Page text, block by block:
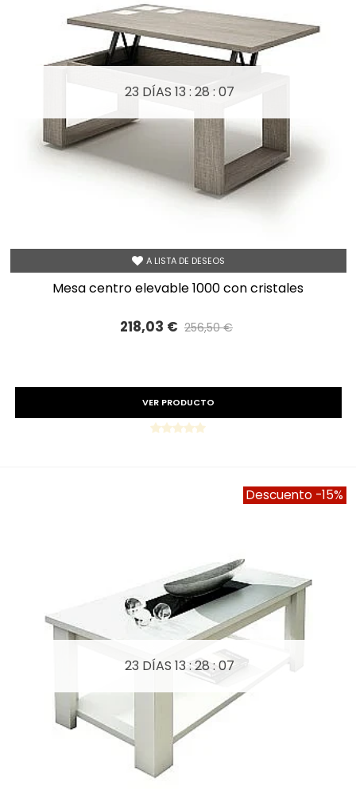
A LISTA DE DESEOS
23 DÍAS 13 : 28 : 05
mesa centro elevable 1000 con cristales
218,03 € 256,50 €
VER PRODUCTO
Descuento -15%
23 DÍAS 13 : 28 : 05